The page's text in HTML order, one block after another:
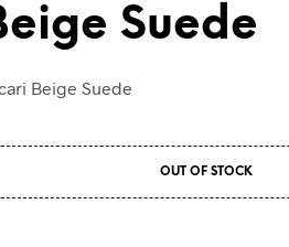
Suede
Beige Suede
OUT OF STOCK